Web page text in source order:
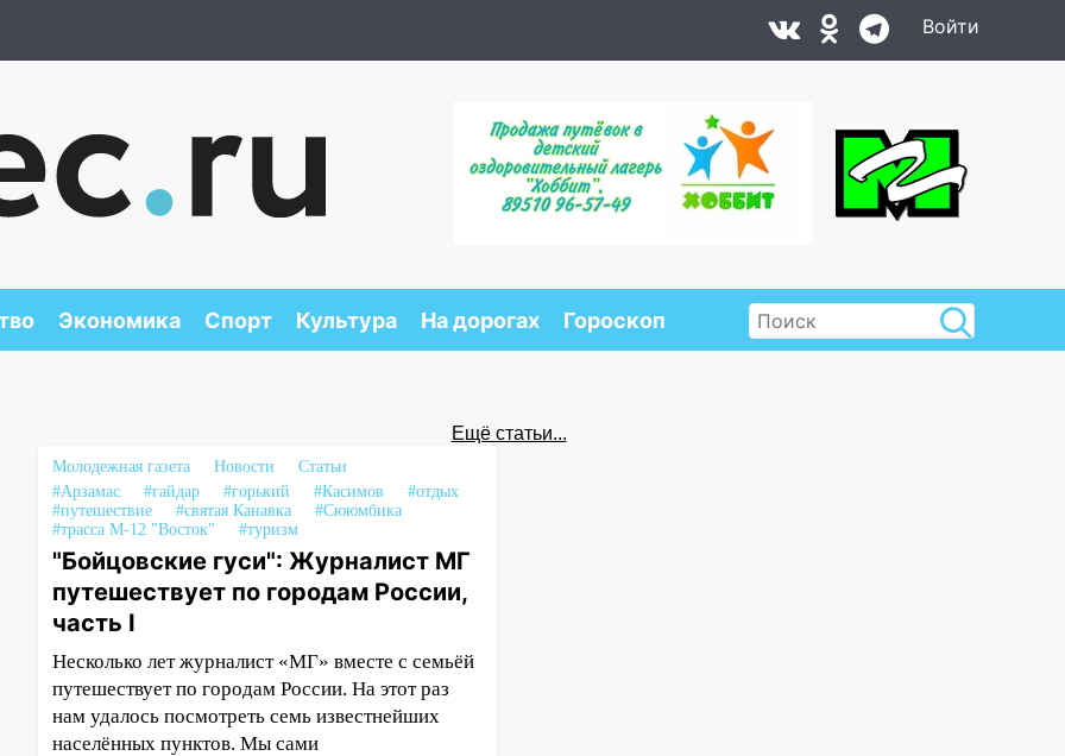
Войти
Экономика Спорт Культура На дорогах Гороскоп
Ещё статьи...
Молодежная газета Новости
Статьи
#Арзамас
#гайдар #горький #Касимов
#отдых
#путешествие
#святая Канавка
#Сююмбика
#трасса М-12 "Восток"
#туризм
"Бойцовские гуси": Журналист МГ
путешествует по городам России,
часть I
Несколько лет журналист «МГ» вместе с семьёй
путешествует по городам России. На этот раз
нам удалось посмотреть семь известнейших
населённых пунктов. Мы сами